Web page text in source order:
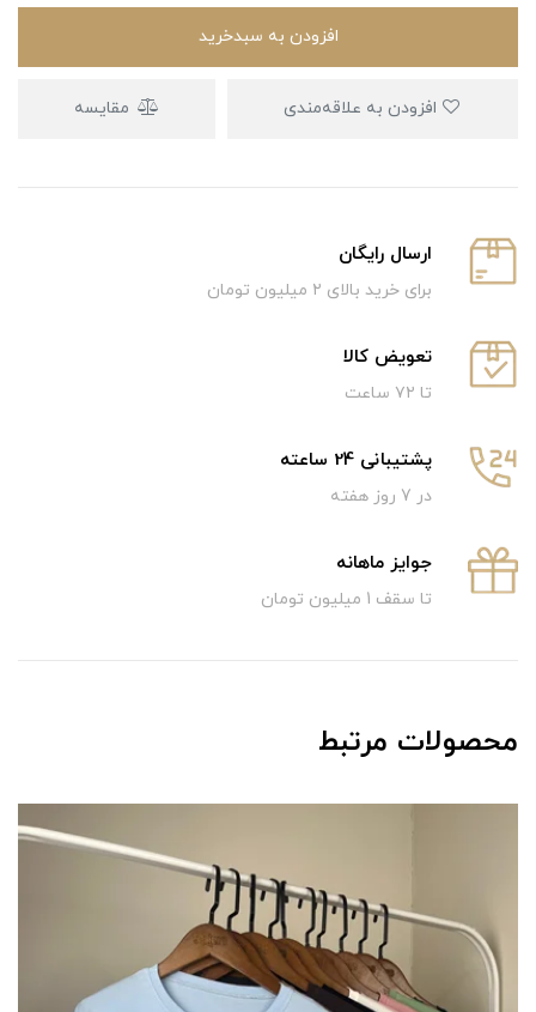
افزودن به سبدخرید
مقایسه
ارسال رایگان
برای خرید بالای ۲ میلیون تومان
تعویض کالا
تا ۷۲ ساعت
پشتیبانی 24 ساعته
در 7 روز هفته
جوایز ماهانه
تا سقف 1 میلیون تومان
محصولات مرتبط